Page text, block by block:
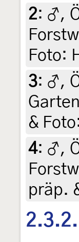
2: ♂,
Foto:
3: ♂,
&
4: ♂,
präp.